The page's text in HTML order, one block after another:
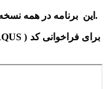
1- این برنامه در همه نسخه های کامپایلرهای فرترن قابل اجراست.